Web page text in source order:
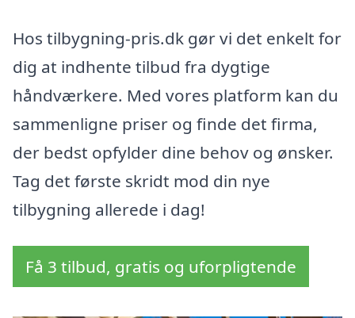
Hos tilbygning-pris.dk gør vi det enkelt for
dig at indhente tilbud fra dygtige
håndværkere. Med vores platform kan du
sammenligne priser og finde det firma,
der bedst opfylder dine behov og ønsker.
Tag det første skridt mod din nye
tilbygning allerede i dag!
Få 3 tilbud, gratis og uforpligtende